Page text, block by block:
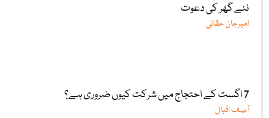
نئے گھر کی دعوت
امیرجان حقانی
7 اگست کے احتجاج میں شرکت کیوں ضروری ہے؟
آصف اقبال